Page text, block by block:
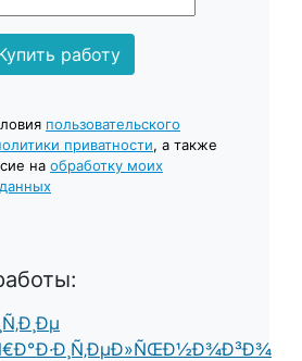
пользовательского
приватности, а также
на обработку моих